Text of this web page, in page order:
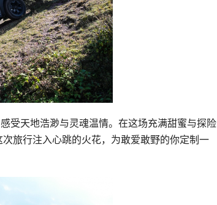
受天地浩渺与灵魂温情。在这场充满甜蜜与探险
旅行注入心跳的火花，为敢爱敢野的你定制一